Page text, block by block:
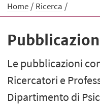
Home Ricerca
Le pubblicazioni
Ricercatori e
Dipartimento di